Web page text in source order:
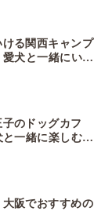
ける関西キャンプ
犬と一緒にいけ
のドッグカフ
一緒に楽しむ八
阪でおすすめの